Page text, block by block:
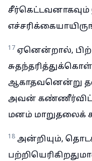
சீர்கெட்டவனாகவும்
17 ஏனென்றால்,
ஆகாதவனென்று
அவன்
மனம்
18 அன்றியும்,